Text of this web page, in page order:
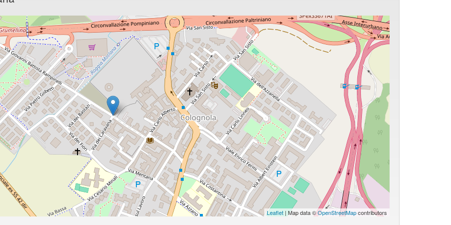
Leaflet | Map data ©OpenStreetMapcontributors